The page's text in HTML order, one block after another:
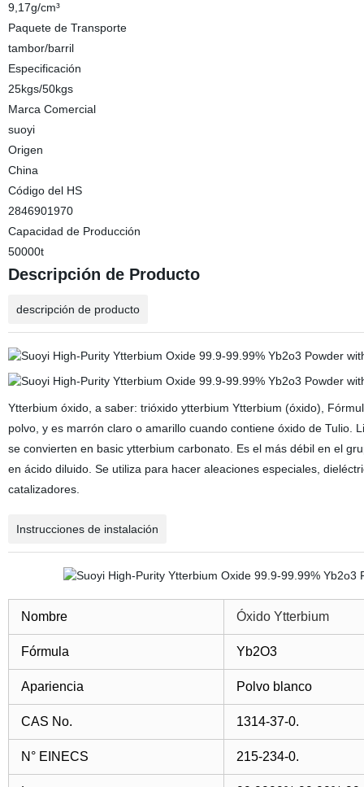
9,17g/cm³
Paquete de Transporte
tambor/barril
Especificación
25kgs/50kgs
Marca Comercial
suoyi
Origen
China
Código del HS
2846901970
Capacidad de Producción
50000t
Descripción de Producto
descripción de producto
Ytterbium óxido, a saber: trióxido ytterbium Ytterbium (óxido),
polvo, y es marrón claro o amarillo cuando contiene óxido de Tulio.
se convierten en basic ytterbium carbonato. Es el más débil en el
en ácido diluido. Se utiliza para hacer aleaciones especiales,
catalizadores.
Instrucciones de instalación
Nombre Óxido Ytterbium
Fórmula Yb2O3
Apariencia Polvo blanco
CAS No. 1314-37-0.
N° EINECS 215-234-0.